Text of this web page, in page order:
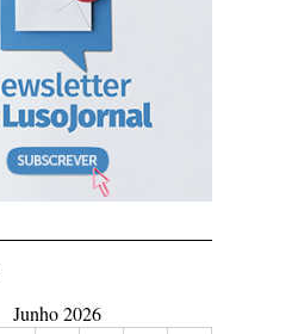
Junho 2026